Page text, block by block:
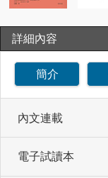
詳細內容
簡介
內文連載
電子試讀本